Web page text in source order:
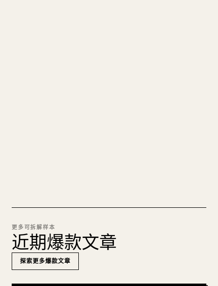
更多可拆解样本
近期爆款文章
探索更多爆款文章